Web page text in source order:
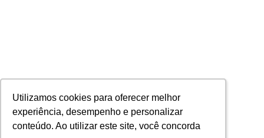
Utilizamos cookies para oferecer melhor
experiência, desempenho e personalizar
conteúdo. Ao utilizar este site, você concorda
Utilizamos cookies para oferecer melhor
experiência, desempenho e personalizar
conteúdo. Ao utilizar este site, você concorda